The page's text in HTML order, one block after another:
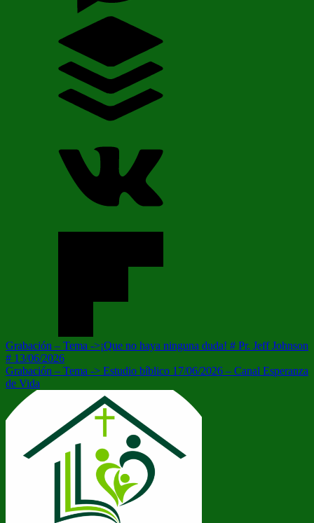
Navegación
de
entradas
Entrada
anterior:
Grabación – Tema ->¡Que no haya ninguna duda! # Pr. Jeff Johnson
# 13/06/2026
Siguiente
entrada:
Grabación – Tema -> Estudio bíblico 17/06/2026 – Canal Esperanza
de Vida